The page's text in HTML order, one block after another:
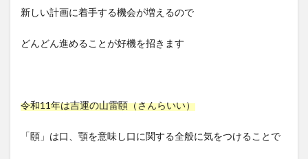
新しい計画に着手する機会が増えるので
どんどん進めることが好機を招きます
令和11年は吉運の山雷頤（さんらいい）
「頤」は口、顎を意味し口に関する全般に気をつけることで